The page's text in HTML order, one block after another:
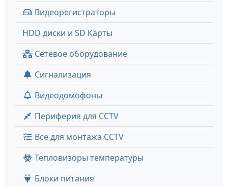
Видеорегистраторы
HDD диски и SD Карты
Сетевое оборудование
Сигнализация
Видеодомофоны
Периферия для CCTV
Все для монтажа CCTV
Тепловизоры температуры
Блоки питания